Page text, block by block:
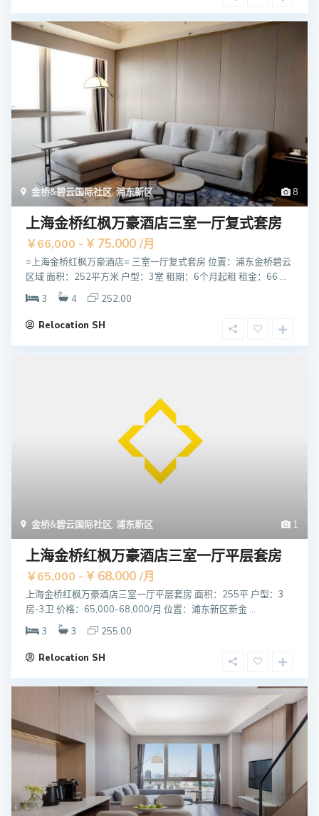
8
金桥&碧云国际社区,浦东新区
上海金桥红枫万豪酒店三室一厅复式套房
￥66,000 - ¥ 75.000 /月
=上海金桥红枫万豪酒店= 三室一厅复式套房 位置：浦东金桥碧云
区域 面积：252平方米 户型：3室 租期：6个月起租 租金：66 ...
3
4 252.00
Relocation SH
1
金桥&碧云国际社区, 浦东新区
上海金桥红枫万豪酒店三室一厅平层套房
￥65,000 - ¥ 68.000 /月
上海金桥红枫万豪酒店三室一厅平层套房 面积：255平 户型：3
房-3卫 价格：65,000-68,000/月 位置：浦东新区新金 ...
3
3 255.00
Relocation SH